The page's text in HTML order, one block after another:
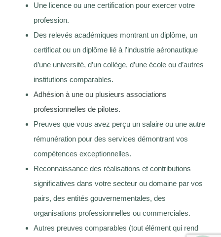
Une licence ou une certification pour exercer votre
profession.
Des relevés académiques montrant un diplôme, un
certificat ou un diplôme lié à l’industrie aéronautique
d’une université, d’un collège, d’une école ou d’autres
institutions comparables.
Adhésion à une ou plusieurs associations
professionnelles de pilotes.
Preuves que vous avez perçu un salaire ou une autre
rémunération pour des services démontrant vos
compétences exceptionnelles.
Reconnaissance des réalisations et contributions
significatives dans votre secteur ou domaine par vos
pairs, des entités gouvernementales, des
organisations professionnelles ou commerciales.
Autres preuves comparables (tout élément qui rend
Disponible du lundi au vendredi, 9h–18h